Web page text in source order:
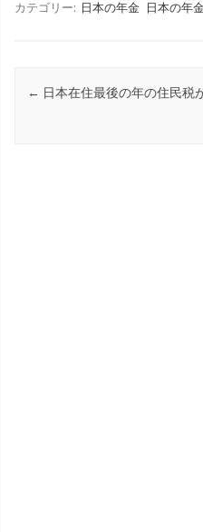
カテゴリー: 日本の年金 日本の年
投稿ナビゲーション
← 日本在住最後の年の住民税